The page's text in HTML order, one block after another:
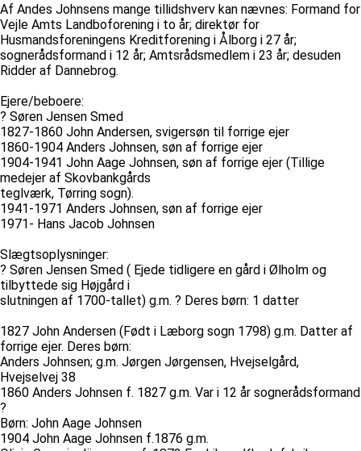
Af Andes Johnsens mange tillidshverv kan nævnes: Formand for
Vejle Amts Landboforening i to år; direktør for
Husmandsforeningens Kreditforening i Ålborg i 27 år;
sognerådsformand i 12 år; Amtsrådsmedlem i 23 år; desuden
Ridder af Dannebrog.
Ejere/beboere:
? Søren Jensen Smed
1827-1860 John Andersen, svigersøn til forrige ejer
1860-1904 Anders Johnsen, søn af forrige ejer
1904-1941 John Aage Johnsen, søn af forrige ejer (Tillige
medejer af Skovbankgårds
teglværk, Tørring sogn).
1941-1971 Anders Johnsen, søn af forrige ejer
1971- Hans Jacob Johnsen
Slægtsoplysninger:
? Søren Jensen Smed ( Ejede tidligere en gård i Ølholm og
tilbyttede sig Højgård i
slutningen af 1700-tallet) g.m. ? Deres børn: 1 datter
1827 John Andersen (Født i Læborg sogn 1798) g.m. Datter af
forrige ejer. Deres børn:
Anders Johnsen; g.m. Jørgen Jørgensen, Hvejselgård,
Hvejselvej 38
1860 Anders Johnsen f. 1827 g.m. Var i 12 år sognerådsformand
?
Børn: John Aage Johnsen
1904 John Aage Johnsen f.1876 g.m.